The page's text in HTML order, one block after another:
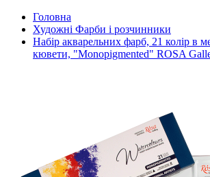
Головна
Художні Фарби і розчинники
Набір акварельних фарб, 21 колір в
кювети, "Мonopigmented" ROSA